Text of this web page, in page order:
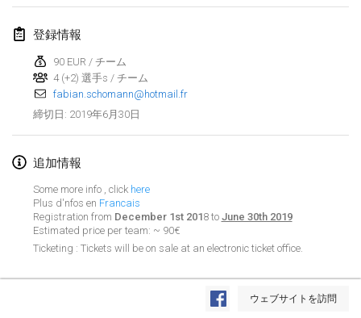
リストを表示
登録情報
90 EUR / チーム
4 (+2) 選手s / チーム
fabian.schomann@hotmail.fr
締切日 : 2019年6月30日
追加情報
Some more info , click here
Plus d'nfos en Francais
Registration from December 1st 2018 to June 30th 2019
Estimated price per team: ~ 90€
Ticketing : Tickets will be on sale at an electronic ticket office.
ウェブサイトを訪問
Kotka Mölkky Open Indoor
2019年2月2日
Lumi Mölkky
2019年2月9日|フィンランド
Tournoi de la St Valentin
2019年2月9日
OTH
2019年2月16日|フィンランド